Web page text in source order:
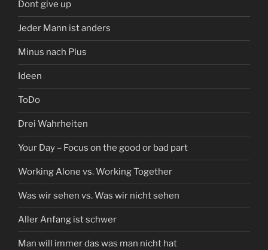
Dont give up
Jeder Mann ist anders
Minus nach Plus
Ideen
ToDo
Drei Wahrheiten
Your Day – Focus on the good or bad part
Working Alone vs. Working Together
Was wir sehen vs. Was wir nicht sehen
Aller Anfang ist schwer
Man will immer das was man nicht hat